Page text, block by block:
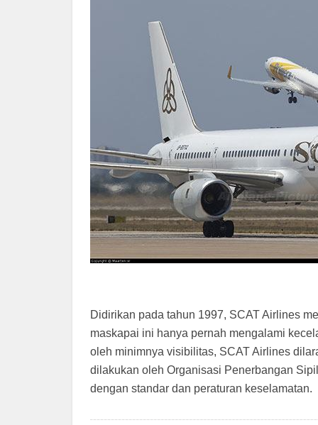
Didirikan pada tahun 1997, SCAT Airlines
maskapai ini hanya pernah mengalami
oleh minimnya visibilitas, SCAT Airlines
dilakukan oleh Organisasi Penerbangan
dengan standar dan peraturan keselamatan.